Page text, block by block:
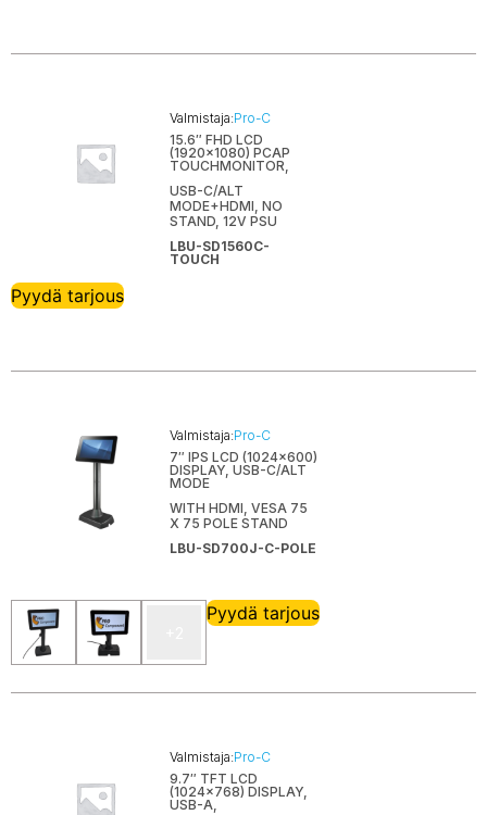
Valmistaja:Pro-C
15.6″ FHD LCD
(1920×1080) PCAP
TOUCHMONITOR,
USB-C/ALT
MODE+HDMI, NO
STAND, 12V PSU
LBU-SD1560C-
TOUCH
Pyydä tarjous
Valmistaja:Pro-C
7″ IPS LCD (1024×600)
DISPLAY, USB-C/ALT
MODE
WITH HDMI, VESA 75
X 75 POLE STAND
LBU-SD700J-C-POLE
Pyydä tarjous
Valmistaja:Pro-C
9.7″ TFT LCD
(1024×768) DISPLAY,
USB-A,